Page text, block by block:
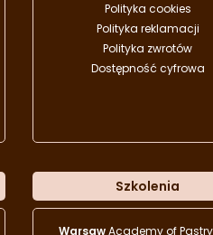
Polityka cookies
Polityka reklamacji
Polityka zwrotów
Dostępność cyfrowa
Szkolenia
WarsawAcademy of